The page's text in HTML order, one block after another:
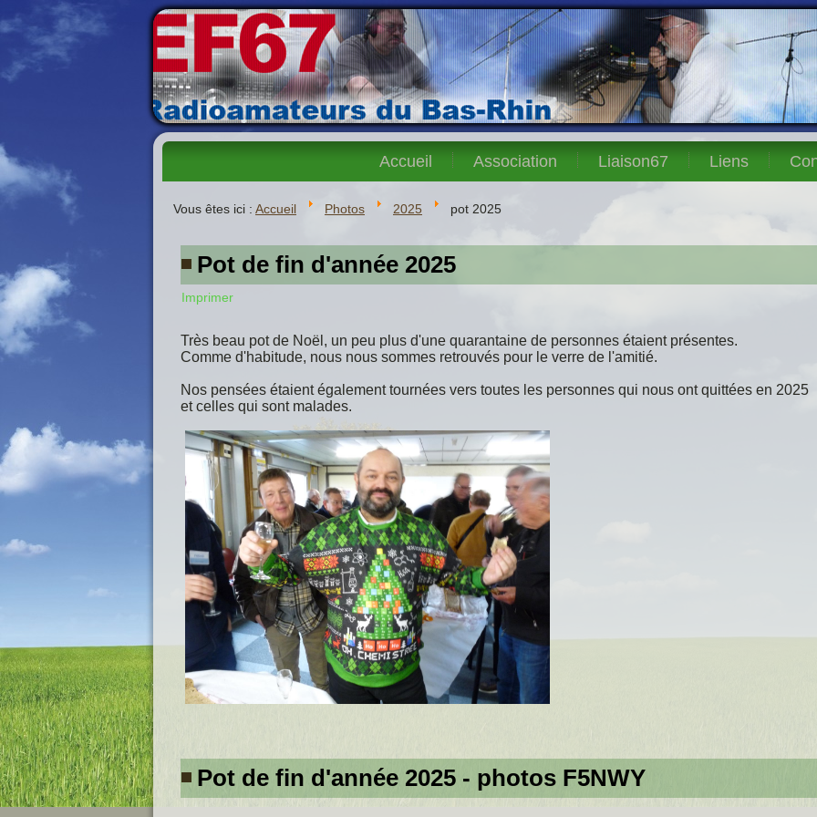
Accueil Association Liaison67 Liens
Vous êtes ici : Accueil Photos 2025 pot 2025
Pot de fin d'année 2025
Imprimer
Très beau pot de Noël, un peu plus d'une quarantaine de personnes étaient présentes.
Comme d'habitude, nous nous sommes retrouvés pour le verre de l'amitié.
Nos pensées étaient également tournées vers toutes les personnes qui nous ont quittées en 2025
et celles qui sont malades.
Pot de fin d'année 2025 - photos F5NWY